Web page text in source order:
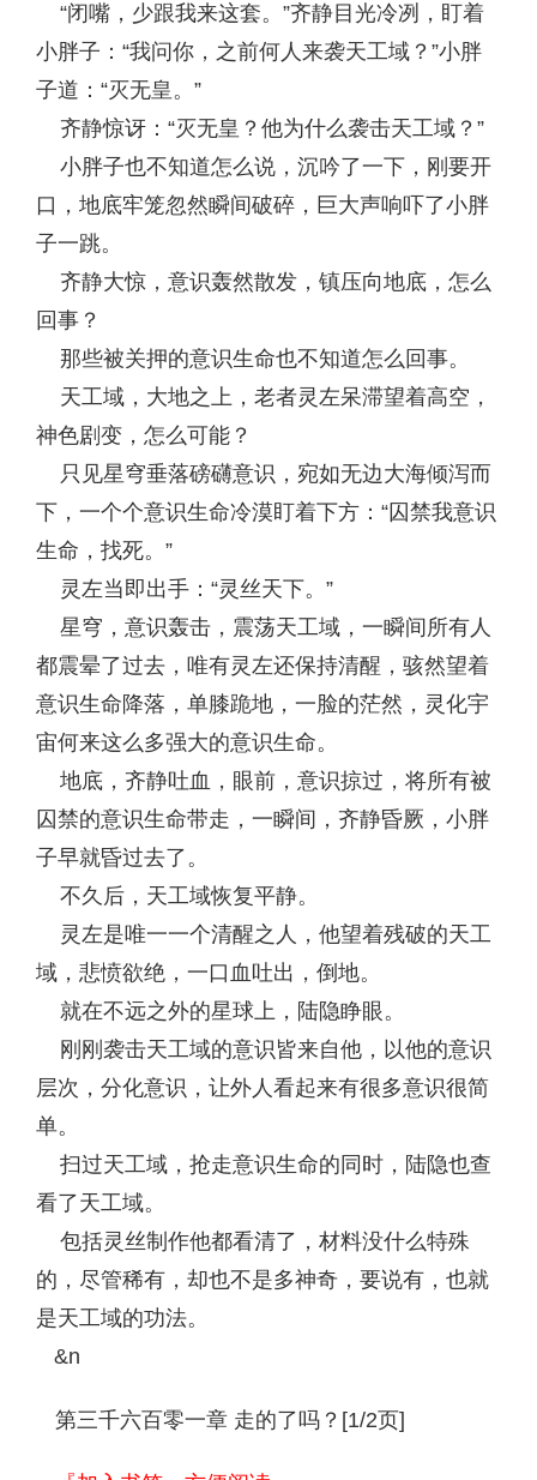
“闭嘴，少跟我来这套。”齐静目光冷冽，盯着
小胖子：“我问你，之前何人来袭天工域？”小胖
子道：“灭无皇。”
齐静惊讶：“灭无皇？他为什么袭击天工域？”
小胖子也不知道怎么说，沉吟了一下，刚要开
口，地底牢笼忽然瞬间破碎，巨大声响吓了小胖
子一跳。
齐静大惊，意识轰然散发，镇压向地底，怎么
回事？
那些被关押的意识生命也不知道怎么回事。
天工域，大地之上，老者灵左呆滞望着高空，
神色剧变，怎么可能？
只见星穹垂落磅礴意识，宛如无边大海倾泻而
下，一个个意识生命冷漠盯着下方：“囚禁我意识
生命，找死。”
灵左当即出手：“灵丝天下。”
星穹，意识轰击，震荡天工域，一瞬间所有人
都震晕了过去，唯有灵左还保持清醒，骇然望着
意识生命降落，单膝跪地，一脸的茫然，灵化宇
宙何来这么多强大的意识生命。
地底，齐静吐血，眼前，意识掠过，将所有被
囚禁的意识生命带走，一瞬间，齐静昏厥，小胖
子早就昏过去了。
不久后，天工域恢复平静。
灵左是唯一一个清醒之人，他望着残破的天工
域，悲愤欲绝，一口血吐出，倒地。
就在不远之外的星球上，陆隐睁眼。
刚刚袭击天工域的意识皆来自他，以他的意识
层次，分化意识，让外人看起来有很多意识很简
单。
扫过天工域，抢走意识生命的同时，陆隐也查
看了天工域。
包括灵丝制作他都看清了，材料没什么特殊
的，尽管稀有，却也不是多神奇，要说有，也就
是天工域的功法。
&n
第三千六百零一章 走的了吗？[1/2页]